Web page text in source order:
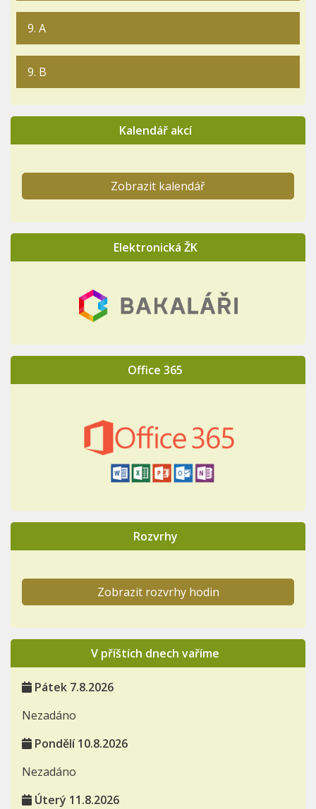
9. A
9. B
Kalendář akcí
Zobrazit kalendář
Elektronická ŽK
Office 365
Rozvrhy
Zobrazit rozvrhy hodin
V příštích dnech vaříme
Pátek 7.8.2026
Nezadáno
Pondělí 10.8.2026
Nezadáno
Úterý 11.8.2026